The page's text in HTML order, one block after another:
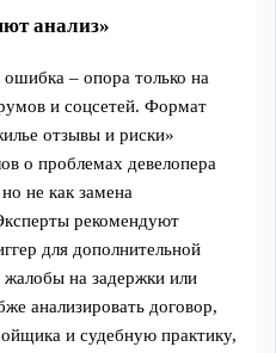
анализ»
– опора только на
и соцсетей. Формат
отзывы и риски»
о проблемах девелопера
не как замена
рекомендуют
для дополнительной
жалобы на задержки или
анализировать договор,
и судебную практику,